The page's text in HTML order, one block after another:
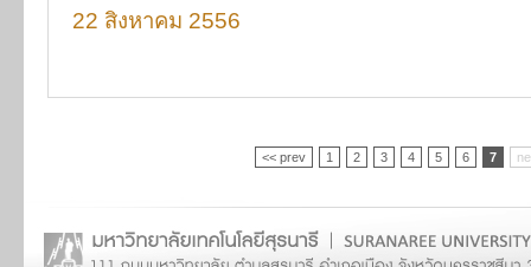
22 สิงหาคม 2556
<< prev 1 2 3 4 5 6 7